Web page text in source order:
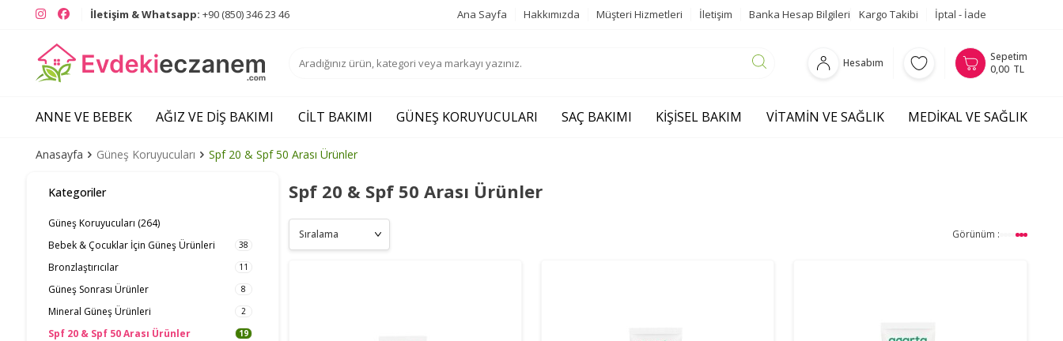
InstagramFacebookİletişim & Whatsapp: +90 (850) 346 23 46 Ana Sayfa Hakkımızda Müşteri Hizmetleri İletişim Banka Hesap Bilgileri Kargo Takibi İptal - İade
Hesabım
Sepetim
0,00 TL
ANNE VE BEBEK AĞIZ VE DIŞ BAKIMI CILT BAKIMI GÜNEŞ KORUYUCULARI SAÇ BAKIMI KIŞISEL BAKIM VITAMIN VE SAĞLIK MEDIKAL VE SAĞLIK
Anasayfa Güneş Koruyucuları Spf 20 & Spf 50 Arası Ürünler
Kategoriler
Güneş Koruyucuları (264)
Bebek & Çocuklar İçin Güneş Ürünleri
38
Bronzlaştırıcılar 11
Güneş Sonrası Ürünler 8
Mineral Güneş Ürünleri 2
Spf 20 & Spf 50 Arası Ürünler 19
Spf 20 & Spf 50 Arası Ürünler
Görünüm :